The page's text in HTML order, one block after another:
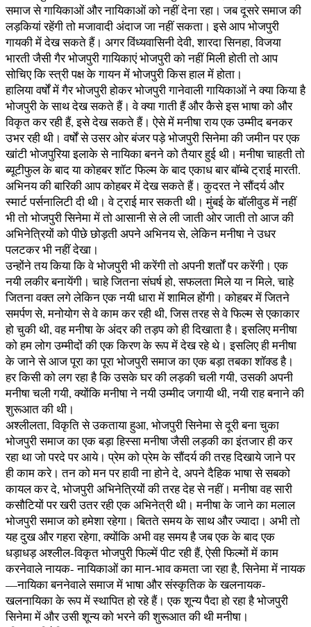
समाज से गायिकाओं और नायिकाओं को नहीं देना रहा। जब दूसरे समाज की
लड़कियां रहेंगी तो मजावादी अंदाज जा नहीं सकता। इसे आप भोजपुरी
गायकी में देख सकते हैं। अगर विंध्यवासिनी देवी, शारदा सिनहा, विजया
भारती जैसी गैर भोजपुरी गायिकाएं भोजपुरी को नहीं मिली होती तो आप
सोचिए कि स्त्री पक्ष के गायन में भोजपुरी किस हाल में होता।
हालिया वर्षों में गैर भोजपुरी होकर भोजपुरी गानेवाली गायिकाओं ने क्या किया है
भोजपुरी के साथ देख सकते हैं। वे क्या गाती हैं और कैसे इस भाषा को और
विकृत कर रही हैं, इसे देख सकते हैं। ऐसे में मनीषा राय एक उम्मीद बनकर
उभर रही थी। वर्षों से उसर ओर बंजर पड़े भोजपुरी सिनेमा की जमीन पर एक
खांटी भोजपुरिया इलाके से नायिका बनने को तैयार हुई थी। मनीषा चाहती तो
ब्यूटीफुल के बाद या कोहबर शॉट फिल्म के बाद एकाध बार बॉम्बे ट्राई मारती.
अभिनय की बारिकी आप कोहबर में देख सकते हैं। कुदरत ने सौंदर्य और
स्मार्ट पर्सनालिटी दी थी। वे ट्राई मार सकती थी। मुंबई के बॉलीवुड में नहीं
भी तो भोजपुरी सिनेमा में तो आसानी से ले ली जाती ओर जाती तो आज की
अभिनेत्रियों को पीछे छोड़ती अपने अभिनय से, लेकिन मनीषा ने उधर
पलटकर भी नहीं देखा।
उन्होंने तय किया कि वे भोजपुरी भी करेंगी तो अपनी शर्तों पर करेंगी। एक
नयी लकीर बनायेंगी। चाहे जितना संघर्ष हो, सफलता मिले या न ​मिले, चाहे
जितना वक्त लगे लेकिन एक नयी धारा में शामिल होंगी। कोहबर में जितने
समर्पण से, मनोयोग से वे काम कर रही थी, जिस तरह से वे फिल्म से एकाकार
हो चुकी थी, वह मनीषा के अंदर की तड़प को ही दिखाता है। इसलिए मनीषा
को हम लोग उम्मीदों की एक किरण के रूप में देख रहे थे। इसलिए ही मनीषा
के जाने से आज पूरा का पूरा भोजपुरी समाज का एक बड़ा तबका शॉक्ड है।
हर किसी को लग रहा है कि उसके घर की लड़की चली गयी, उसकी अपनी
मनीषा चली गयी, क्योंकि मनीषा ने नयी उम्मीद जगायी थी, नयी राह बनाने की
शुरूआत की थी।
अश्लीलता, विकृति से उकताया हुआ, भोजपुरी सिनेमा से दूरी बना चुका
भोजपुरी समाज का एक बड़ा हिस्सा मनीषा जैसी लड़की का इंतजार ही कर
रहा था जो परदे पर आये। प्रेम को प्रेम के सौंदर्य की तरह दिखाये जाने पर
ही काम करे। तन को मन पर हावी ना होने दे, अपने दैहिक भाषा से सबको
कायल कर दे, भोजपुरी अभिनेत्रियों की तरह देह से नहीं। मनीषा वह सारी
कसौटियों पर खरी उतर रही एक अभिनेत्री थी। मनीषा के जाने का मलाल
भोजपुरी समाज को हमेशा रहेगा। बितते समय के साथ और ज्यादा। अभी तो
यह दुख और गहरा रहेगा, क्योंकि अभी वह समय है जब एक के बाद एक
धड़ाधड़ अश्लील-विकृत भोजपुरी फिल्में पीट रही हैं, ऐसी फिल्मों में काम
करनेवाले नायक- नायिकाओं का मान-भाव कमता जा रहा है, सिनेमा में नायक
—नायिका बननेवाले समाज में भाषा और संस्कृतिक के खलनायक-
खलनायिका के रूप में स्थापित हो रहे हैं। एक शून्य पैदा हो रहा है भोजपुरी
सिनेमा में और उसी शून्य को भरने की शुरूआत की थी मनीषा।